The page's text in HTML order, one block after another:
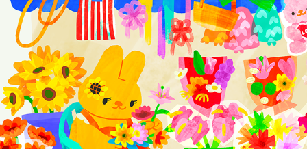
Jomer Haban